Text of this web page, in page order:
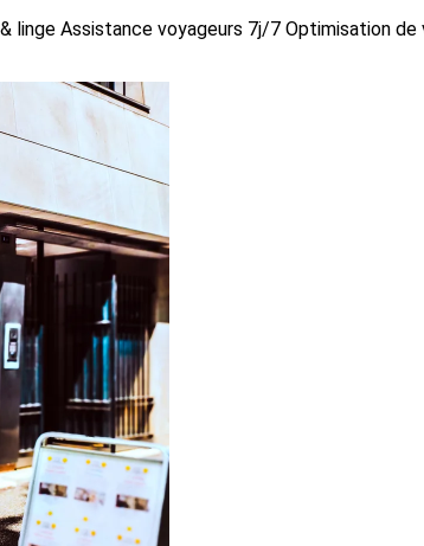
linge Assistance voyageurs 7j/7 Optimisation